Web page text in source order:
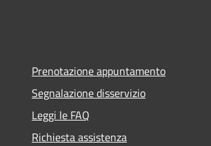
Prenotazione appuntamento
Segnalazione disservizio
Leggi le FAQ
Richiesta assistenza